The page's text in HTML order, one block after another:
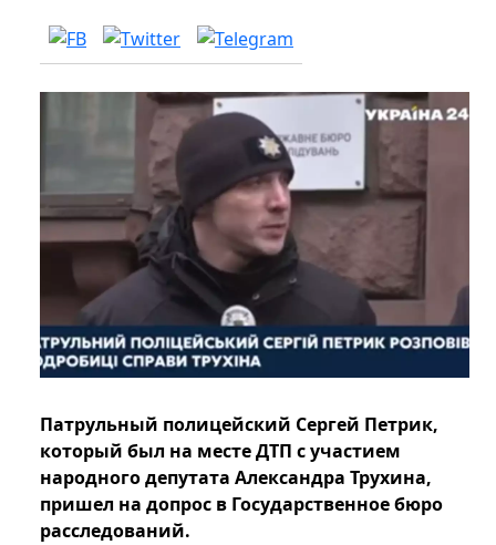
Патрульный полицейский Сергей Петрик,
который был на месте ДТП с участием
народного депутата Александра Трухина,
пришел на допрос в Государственное бюро
расследований.